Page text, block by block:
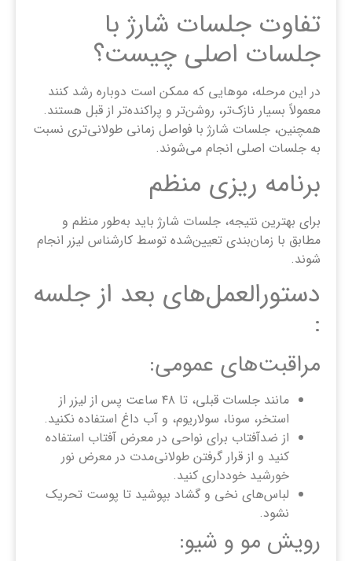
تفاوت جلسات شارژ با
جلسات اصلی چیست؟
در این مرحله، موهایی که ممکن است دوباره رشد کنند
معمولاً بسیار نازک‌تر، روشن‌تر و پراکنده‌تر از قبل هستند.
همچنین، جلسات شارژ با فواصل زمانی طولانی‌تری نسبت
به جلسات اصلی انجام می‌شوند.
برنامه ریزی منظم
برای بهترین نتیجه، جلسات شارژ باید به‌طور منظم و
مطابق با زمان‌بندی تعیین‌شده توسط کارشناس لیزر انجام
شوند.
دستورالعمل‌های بعد از جلسه
:
مراقبت‌های عمومی:
مانند جلسات قبلی، تا ۴۸ ساعت پس از لیزر از
استخر، سونا، سولاریوم، و آب داغ استفاده نکنید.
از ضدآفتاب برای نواحی در معرض آفتاب استفاده
کنید و از قرار گرفتن طولانی‌مدت در معرض نور
خورشید خودداری کنید.
لباس‌های نخی و گشاد بپوشید تا پوست تحریک
نشود.
رویش مو و شیو: